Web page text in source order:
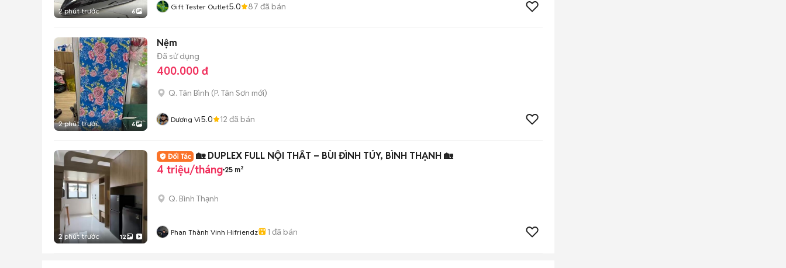
2 phút trước 6 Gift Tester Outlet5.0 87 đã bán
2 phút trước 6
Nệm
Đã sử dụng
400.000 đ
Q. Tân Bình (P. Tân Sơn mới)
Dương Vi5.0 12 đã bán
2 phút trước 12
🏡 DUPLEX FULL NỘI THẤT – BÙI ĐÌNH TÚY, BÌNH THẠNH 🏡
4 triệu/tháng 25 m²
Q. Bình Thạnh
Phan Thành Vinh Hifriendz 1 đã bán